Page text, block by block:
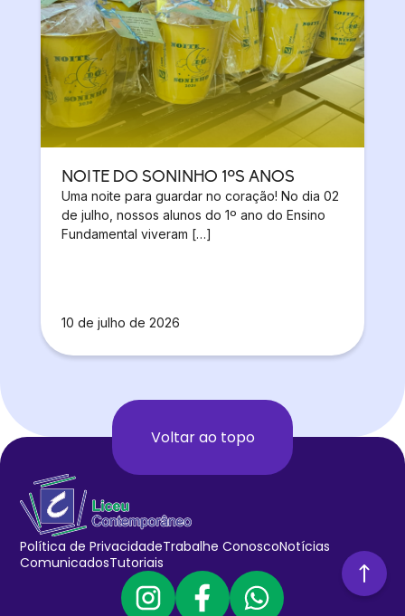
NOITE DO SONINHO 1ºS ANOS
Uma noite para guardar no coração! No dia 02
de julho, nossos alunos do 1º ano do Ensino
Fundamental viveram […]
10 de julho de 2026
Voltar ao topo
Política de PrivacidadeTrabalhe ConoscoNotícias
ComunicadosTutoriais